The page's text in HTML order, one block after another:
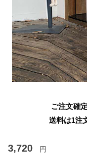
ご注文確
送料は1注
3,720 円